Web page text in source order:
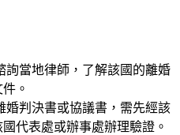
詢當地律師，了解該國的離婚
。
婚判決書或協議書，需先經該
代表處或辦事處辦理驗證。